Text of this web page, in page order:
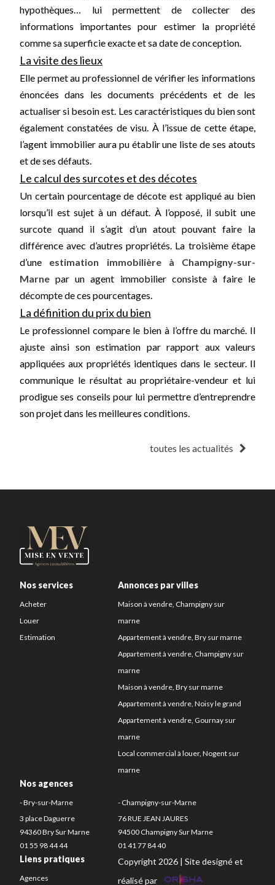
hypothèques… lui permettent de collecter des
informations importantes pour estimer la propriété
comme sa superficie exacte et sa date de conception.
La visite des lieux
Elle permet au professionnel de vérifier les informations
énoncées dans les documents précédents et de les
actualiser si besoin est. Les caractéristiques du bien sont
également constatées de visu. À l’issue de cette étape,
l’agent immobilier aura pu établir une liste de ses atouts
et de ses défauts.
Le calcul des surcotes et des décotes
Un certain pourcentage de décote est appliqué au bien
lorsqu’il est sujet à un défaut. À l’opposé, il subit une
surcote quand il s’agit d’un atout pouvant faire la
différence avec d’autres propriétés. La troisième étape
d’une estimation immobilière à Champigny-sur-
Marne par un agent immobilier consiste à faire le
décompte de ces pourcentages.
La définition du prix du bien
Le professionnel compare le bien à l’offre du marché. Il
ajuste ainsi son estimation par rapport aux valeurs
appliquées aux propriétés identiques dans le secteur. Il
communique le résultat au propriétaire-vendeur et lui
prodigue ses conseils pour lui permettre d’entreprendre
son projet dans les meilleures conditions.
toutes les actualités
Nos services
Acheter
Louer
Estimation
Annonces par villes
Maison à vendre, Champigny sur
marne
Appartement à vendre, Bry sur marne
Appartement à vendre, Champigny sur
marne
Maison à vendre, Bry sur marne
Appartement à vendre, Noisy le grand
Appartement à vendre, Gournay sur
marne
Local commercial à louer, Nogent sur
marne
Nos agences
- Bry-sur-Marne
3 place Daguerre
94360 Bry Sur Marne
01 55 98 44 44
- Champigny-sur-Marne
76 RUE JEAN JAURES
94500 Champigny Sur Marne
01 41 77 84 40
Liens pratiques
Agences
Copyright 2026 | Site designé et
réalisé par